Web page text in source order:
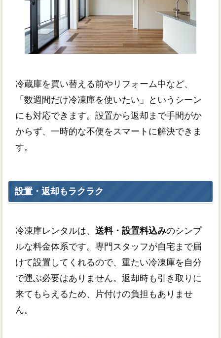
冷蔵庫を買い替える前やリフォーム中など、
「数週間だけ冷凍庫を使いたい」というシーン
にも対応できます。設置から返却まで手間がか
からず、一時的な不便をスマートに解決できま
す。
設置・返却もラクラク
冷凍庫レンタルは、 送料・設置料込みのシンプ
ルな料金体系です。専門スタッフが自宅まで届
けて設置してくれるので、重たい冷凍庫を自分
で運ぶ必要はありません。返却時も引き取りに
来てもらえるため、片付けの負担もありませ
ん。